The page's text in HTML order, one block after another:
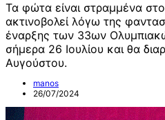
Τα φώτα είναι στραμμένα
ακτινοβολεί λόγω της
έναρξης των 33ων
σήμερα 26 Ιουλίου και θα
Αυγούστου.
manos
26/07/2024